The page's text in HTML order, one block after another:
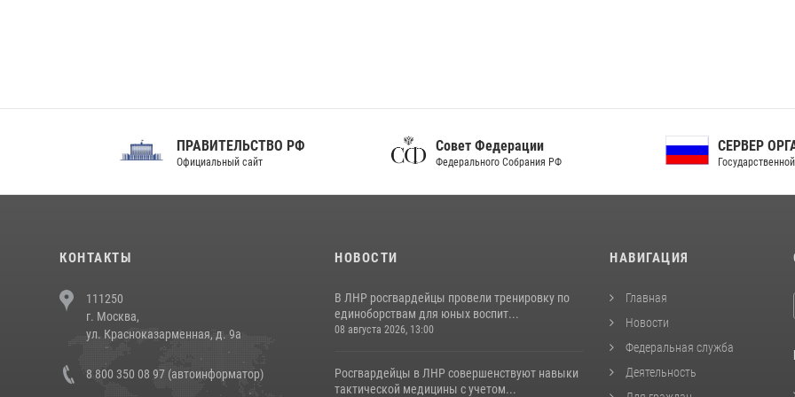
ПРАВИТЕЛЬСТВО РФ
Официальный сайт
Совет Федерации
Федерального Собрания РФ
СЕРВЕР ОРГАНОВ
Государственной власти РФ
КОНТАКТЫ
111250
г. Москва,
ул. Красноказарменная, д. 9а
8 800 350 08 97 (автоинформатор)
НОВОСТИ
В ЛНР росгвардейцы провели тренировку по
единоборствам для юных воспит...
08 августа 2026, 13:00
Росгвардейцы в ЛНР совершенствуют навыки
тактической медицины с учетом...
НАВИГАЦИЯ
Главная
Новости
Федеральная служба
Деятельность